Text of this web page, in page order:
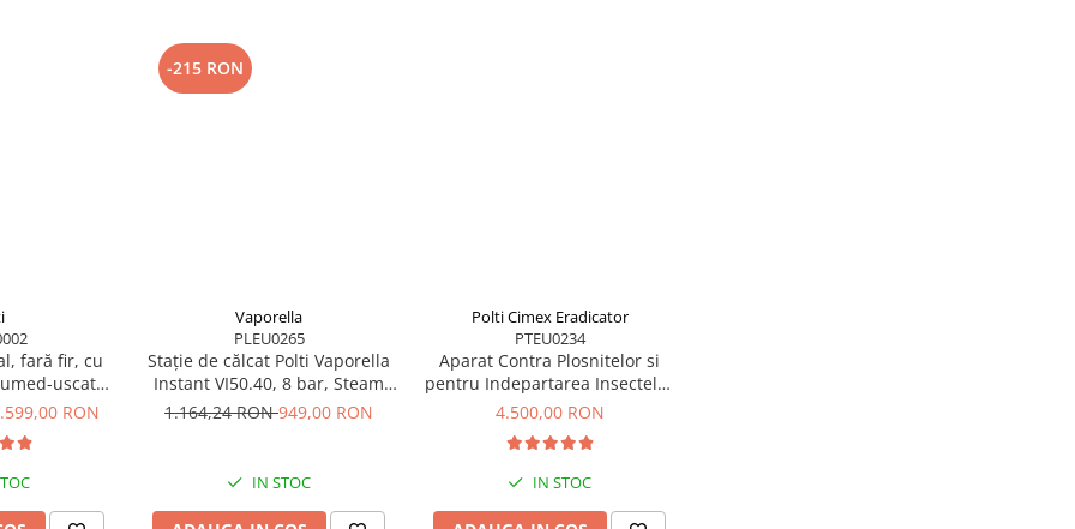
de la
Polti
beneficiezi de
recomandate în
transmis pe e-mail
fară fir, cu
uscată,
kPa, 0.6 l, 71
RON
-215 RON
Vaporella
PLEU0265
Stație de călcat Polti Vaporella
Instant VI50.40, 8 bar, Steam
Pulse 600 g
1.164,24 RON949,00 RON
IN STOC
Polti Cimex Eradicator
PTEU0234
Aparat Contra Plosnitelor si
pentru Indepartarea Insectelor
si Gandacilor Polti Cimex
Alb
4.500,00 RON
IN STOC